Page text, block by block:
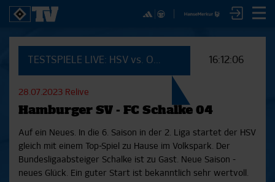
SPIELE
Bundesliga 17/18
Bundesliga 16/17
Pokal- und Testspiele
Testspiele
YOUNG TALENTS
Reportagen
Reportagen
Trainingslager
Bunte HSV-Welt
Verein
SICHER DIR JETZT EIN
HSVTV-ABO!
Mit dem HSVtv-Abo hast Du vollen Zugriff auf über
100 Videos jeden Monat, darunter alle Saisonspiele
in voller Länge, sowie Spielzusammenfassungen,
exklusive Interviews, Pressekonferenzen und vieles
TESTSPIELE LIVE: HSV vs. OSC Lille 16:12:06
28.07.2023 Relive
Hamburger SV - FC Schalke 04
Auf ein Neues. In die 6. Saison in der 2. Liga startet der HSV
gleich mit einem Top-Spiel zu Hause im Volkspark. Der
Bundesligaabsteiger Schalke ist zu Gast. Neue Saison -
neues Glück. Ein guter Start ist bekanntlich sehr wertvoll.